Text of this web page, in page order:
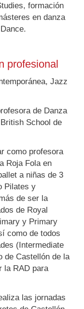
formación
en danza
profesional
Jazz
de Danza
School de
como profesora
Roja Fola en
a niñas de 3
Pilates y
de ser la
de Royal
y Primary
como de todos
(Intermediate
de Castellón de la
la RAD para
las jornadas